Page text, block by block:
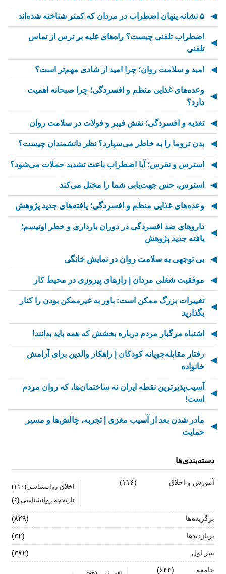
۵ نشانه پنهان اضطراب در مردان که کمتر شناخته شده‌اند
اضطراب تلفنی چیست؟ راه‌های غلبه بر ترس از تماس
تلفنی
امید و سلامت روان؛ چرا امید از شادی مهم‌تر است؟
وعده‌های غذایی منظم و افسردگی؛ چرا صبحانه اهمیت
دارد؟
تغذیه و افسردگی؛ نقش فیبر و فولات در سلامت روان
بدن تروما را به خاطر می‌سپارد؟ نظر دانشمندان چیست؟
استرس و نقرس؛ آیا اضطراب باعث تشدید حملات می‌شود؟
استرس، حس جهت‌یابی شما را مختل می‌کند
وعده‌های غذایی منظم و افسردگی؛ یافته‌های جدید پژوهش
داروهای ضد افسردگی در دوران بارداری و خطر اوتیسم؛
یافته جدید پژوهش
بی توجهی به سلامت روان در نمایش خانگی
موفقیت شغلی مردان | رازهای پیروزی در محیط کار
تغییرات بزرگ ممکن است: باور به غیرممکن بودن را کنار
بگذارید
اشتباه مرگبار مردم درباره بخشش که همه باید بدانند!
رفتار مقابله‌جویانه کودکان | راهکار والدین برای آرامش
خانواده
آسیب‌پذیرترین نقطه ایران نه ساختمان‌ها، که روان مردم
است!
مادر شدن بعد از آسیب مغزی | تجربه، چالش‌ها و مسیر
حمایت
رهبران خاکستری | وقتی خم کردن قوانین، قدرت می‌آورد
فناوری‌های نوین جایگزین تجربه انسانی در روان‌شناسی
نیستند
روان‌شناسی زرد | جاذبه‌ها، چالش‌ها و آسیب‌ها
دسته‌بندی‌ها
آموزش و اخلاق (۱۱۶)
اخلاق روانشناسی(۱۱۰)
تاریخچه روانشناسی (۶)
برگزیده ها (۸۲۹)
پربازدیدها (۳۲)
تیتر اول (۳۷۲)
جامعه (۶۴۳)